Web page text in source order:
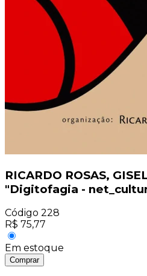
RICARDO ROSAS,
"Digitofagia -
Código 228
R$ 75,77
Em estoque
Comprar